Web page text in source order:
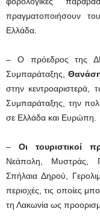
πραγματοποιήσουν
Ελλάδα.
– Ο πρόεδρος της
Συμπαράταξης,
στην κεντροαριστερά,
Συμπαράταξης, την
σε Ελλάδα και Ευρώπη.
– Οι τουριστικοί
Νεάπολη, Μυστράς,
Σπήλαια Δηρού,
περιοχές, τις οποίες
τη Λακωνία ως